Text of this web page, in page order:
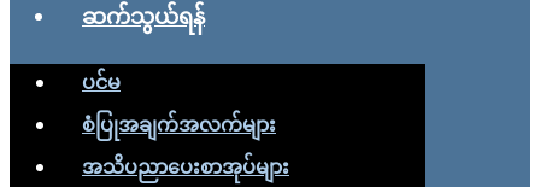
ဆက်သွယ်ရန်
ပင်မ
စံပြုအချက်အလက်များ
အသိပညာပေးစာအုပ်များ